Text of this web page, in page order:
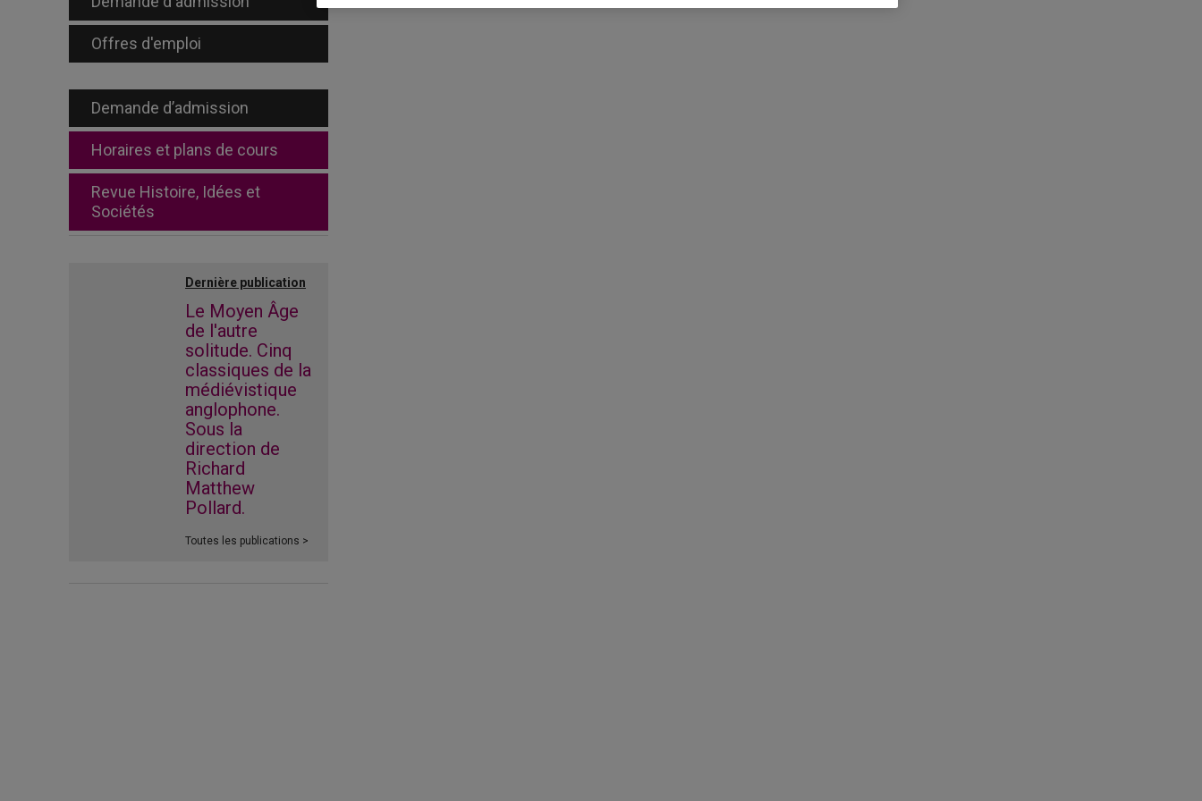
Offres d'emploi
Demande d’admission
Horaires et plans de cours
Revue Histoire, Idées et
Sociétés
Dernière publication
Le Moyen Âge
de l'autre
solitude. Cinq
classiques de la
médiévistique
anglophone.
Sous la
direction de
Richard
Matthew
Pollard.
Toutes les publications >